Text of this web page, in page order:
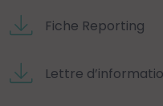
Fiche Reporting
Lettre